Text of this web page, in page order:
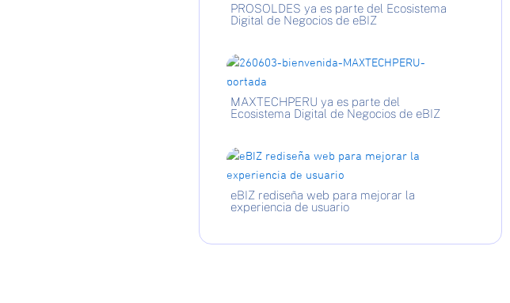
PROSOLDES ya es parte del Ecosistema
Digital de Negocios de eBIZ
MAXTECHPERU ya es parte del
Ecosistema Digital de Negocios de eBIZ
eBIZ rediseña web para mejorar la
experiencia de usuario